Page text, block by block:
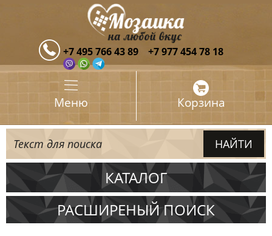
+7 495 766 43 89 +7 977 454 78 18
Меню Корзина
КАТАЛОГ
Испания
РАСШИРЕНЫЙ ПОИСК